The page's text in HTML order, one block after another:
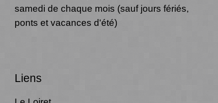
samedi de chaque mois (sauf jours fériés,
ponts et vacances d'été)
Liens